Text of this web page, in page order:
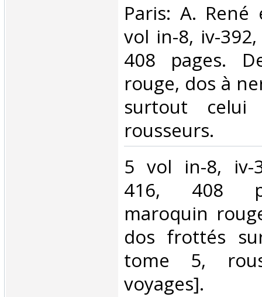
‎Paris: A.
vol in-8, iv-
408 pages.
rouge, dos à
surtout
rousseurs.‎
‎5 vol in-8, iv-
416, 408
maroquin
dos frottés
tome 5,
voyages].‎